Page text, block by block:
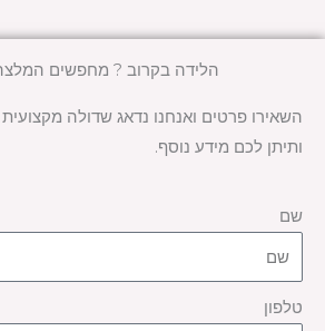
הלידה בקרוב ? מחפשים
השאירו פרטים ואנחנו נדאג שדולה
ותיתן לכם מידע נוסף.
שם
טלפון